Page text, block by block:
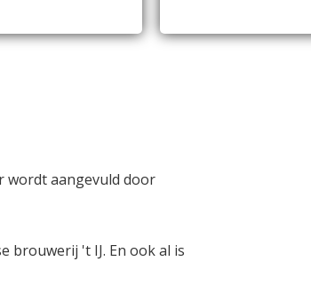
wordt aangevuld door
brouwerij 't IJ. En ook al is